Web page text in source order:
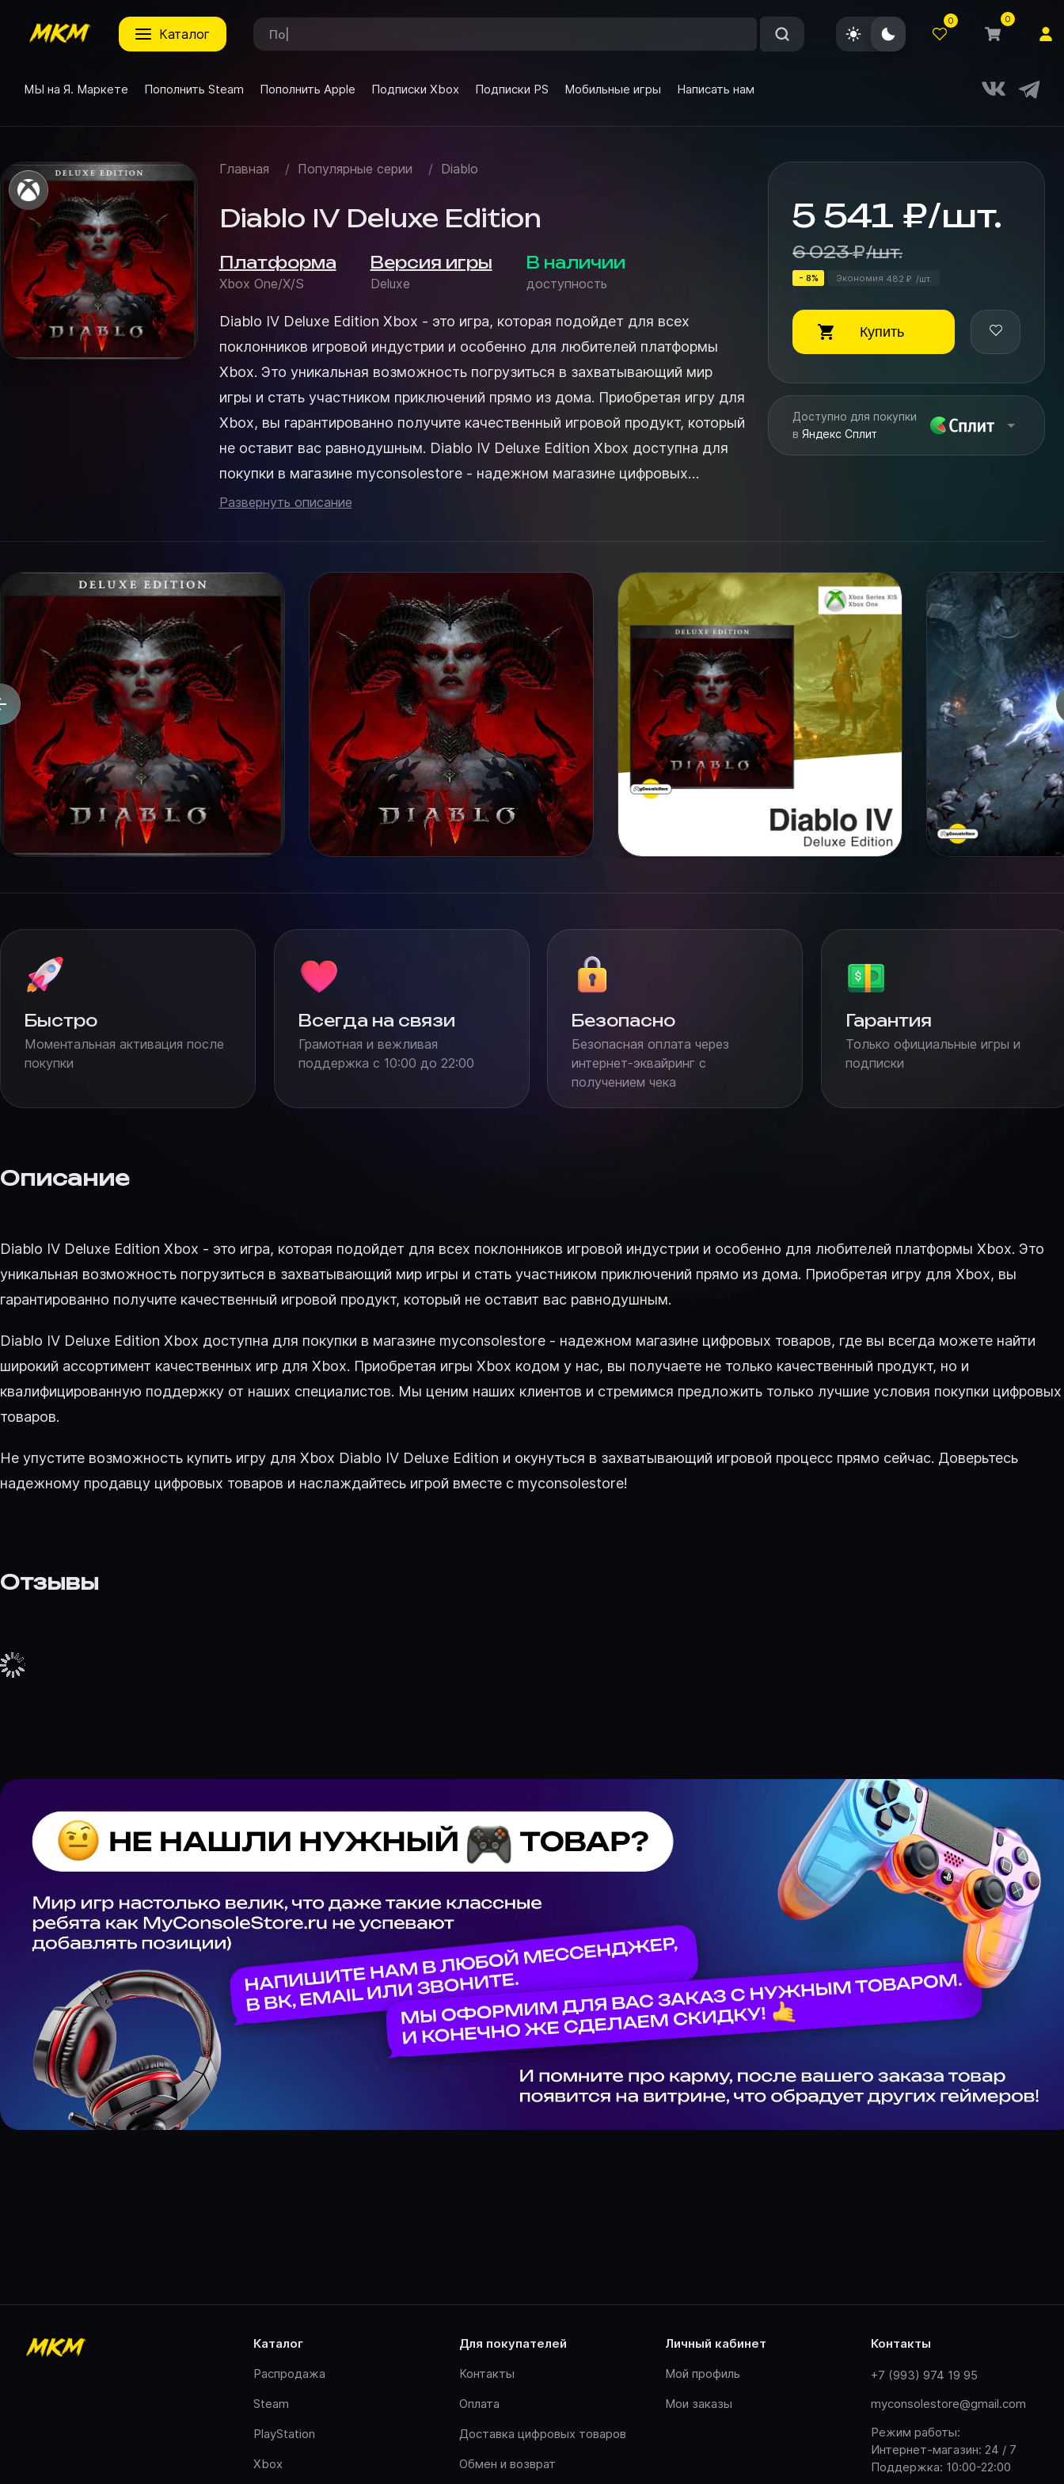
каталог
0 0
МЫ на Я. Маркете Пополнить Steam Пополнить Apple Подписки Xbox Подписки PS Мобильные игры Написать нам
Главная / Популярные серии / Diablo
Diablo IV Deluxe Edition
Платформа
Xbox One/X/S
Версия игры
Deluxe
В наличии
доступность
Diablo IV Deluxe Edition Xbox - это игра, которая подойдет для всех
поклонников игровой индустрии и особенно для любителей платформы
Xbox. Это уникальная возможность погрузиться в захватывающий мир
игры и стать участником приключений прямо из дома. Приобретая игру для
Xbox, вы гарантированно получите качественный игровой продукт, который
не оставит вас равнодушным. Diablo IV Deluxe Edition Xbox доступна для
покупки в магазине myconsolestore - надежном магазине цифровых
товаров, где вы всег...
Развернуть описание
5 541 ₽/шт.
6 023 ₽/шт.
- 8% Экономия 482 ₽ /шт.
Купить
Доступно для покупки
в Яндекс Сплит
Быстро
Моментальная активация после
покупки
Всегда на связи
Грамотная и вежливая
поддержка с 10:00 до 22:00
Безопасно
Безопасная оплата через
интернет-эквайринг с
получением чека
Гарантия
Только официальные игры и
подписки
Описание
Diablo IV Deluxe Edition Xbox - это игра, которая подойдет для всех поклонников игровой индустрии и особенно для любителей платформы Xbox. Это
уникальная возможность погрузиться в захватывающий мир игры и стать участником приключений прямо из дома. Приобретая игру для Xbox, вы
гарантированно получите качественный игровой продукт, который не оставит вас равнодушным.
Diablo IV Deluxe Edition Xbox доступна для покупки в магазине myconsolestore - надежном магазине цифровых товаров, где вы всегда можете найти
широкий ассортимент качественных игр для Xbox. Приобретая игры Xbox кодом у нас, вы получаете не только качественный продукт, но и
квалифицированную поддержку от наших специалистов. Мы ценим наших клиентов и стремимся предложить только лучшие условия покупки цифровых
товаров.
Не упустите возможность купить игру для Xbox Diablo IV Deluxe Edition и окунуться в захватывающий игровой процесс прямо сейчас. Доверьтесь
надежному продавцу цифровых товаров и наслаждайтесь игрой вместе с myconsolestore!
Отзывы
каталог
Распродажа
Steam
PlayStation
Xbox
для покупателей
Контакты
Оплата
Доставка цифровых товаров
Обмен и возврат
личный кабинет
Мой профиль
Мои заказы
контакты
+7 (993) 974 19 95
myconsolestore@gmail.com
Режим работы:
Интернет-магазин: 24 / 7
Поддержка: 10:00-22:00